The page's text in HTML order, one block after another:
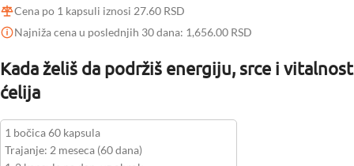
Cena po 1 kapsuli iznosi 27.60 RSD
Najniža cena u poslednjih 30 dana: 1,656.00 RSD
Kada želiš da podržiš energiju, srce i vitalnost
ćelija
1 bočica 60 kapsula
Trajanje: 2 meseca (60 dana)